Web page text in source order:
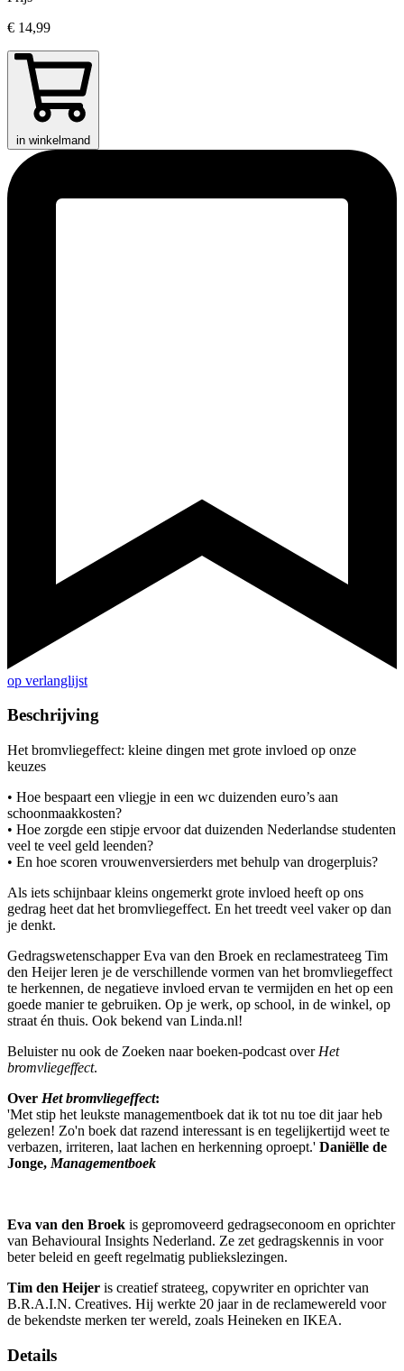
€ 14,99
in winkelmand
op verlanglijst
Beschrijving
Het bromvliegeffect: kleine dingen met grote invloed op onze
keuzes
• Hoe bespaart een vliegje in een wc duizenden euro’s aan
schoonmaakkosten?
• Hoe zorgde een stipje ervoor dat duizenden Nederlandse studenten
veel te veel geld leenden?
• En hoe scoren vrouwenversierders met behulp van drogerpluis?
Als iets schijnbaar kleins ongemerkt grote invloed heeft op ons
gedrag heet dat het bromvliegeffect. En het treedt veel vaker op dan
je denkt.
Gedragswetenschapper Eva van den Broek en reclamestrateeg Tim
den Heijer leren je de verschillende vormen van het bromvliegeffect
te herkennen, de negatieve invloed ervan te vermijden en het op een
goede manier te gebruiken. Op je werk, op school, in de winkel, op
straat én thuis. Ook bekend van Linda.nl!
Beluister nu ook de Zoeken naar boeken-podcast over Het
bromvliegeffect.
Over Het bromvliegeffect:
'Met stip het leukste managementboek dat ik tot nu toe dit jaar heb
gelezen! Zo'n boek dat razend interessant is en tegelijkertijd weet te
verbazen, irriteren, laat lachen en herkenning oproept.' Daniëlle de
Jonge, Managementboek
Eva van den Broek is gepromoveerd gedragseconoom en oprichter
van Behavioural Insights Nederland. Ze zet gedragskennis in voor
beter beleid en geeft regelmatig publiekslezingen.
Tim den Heijer is creatief strateeg, copywriter en oprichter van
B.R.A.I.N. Creatives. Hij werkte 20 jaar in de reclamewereld voor
de bekendste merken ter wereld, zoals Heineken en IKEA.
Details